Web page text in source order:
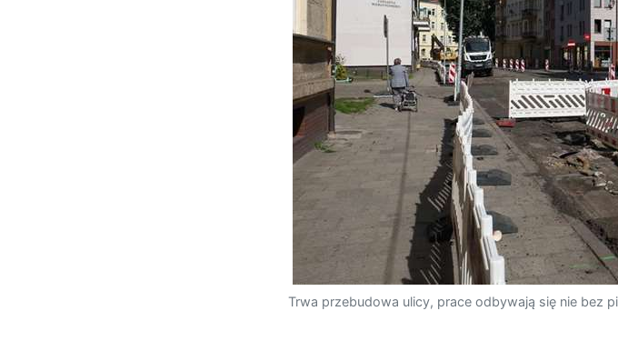
Trwa przebudowa ulicy, prace odbywają się nie bez